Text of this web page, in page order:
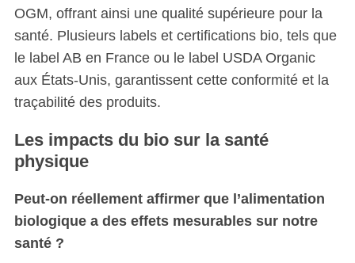
OGM, offrant ainsi une qualité supérieure pour la
santé. Plusieurs labels et certifications bio, tels que
le label AB en France ou le label USDA Organic
aux États-Unis, garantissent cette conformité et la
traçabilité des produits.
Les impacts du bio sur la santé
physique
Peut-on réellement affirmer que l’alimentation
biologique a des effets mesurables sur notre
santé ?